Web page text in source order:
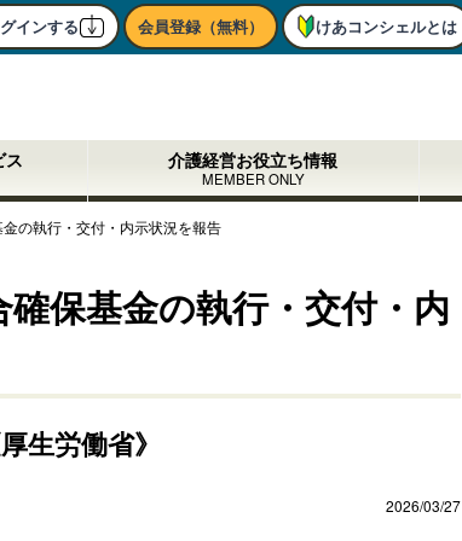
インする 会員登録（無料） けあコンシェルとは
ス 介護経営お役立ち情報
MEMBER ONLY
金の執行・交付・内示状況を報告
確保基金の執行・交付・内
生労働省》
2026/03/27